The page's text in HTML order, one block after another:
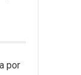
por